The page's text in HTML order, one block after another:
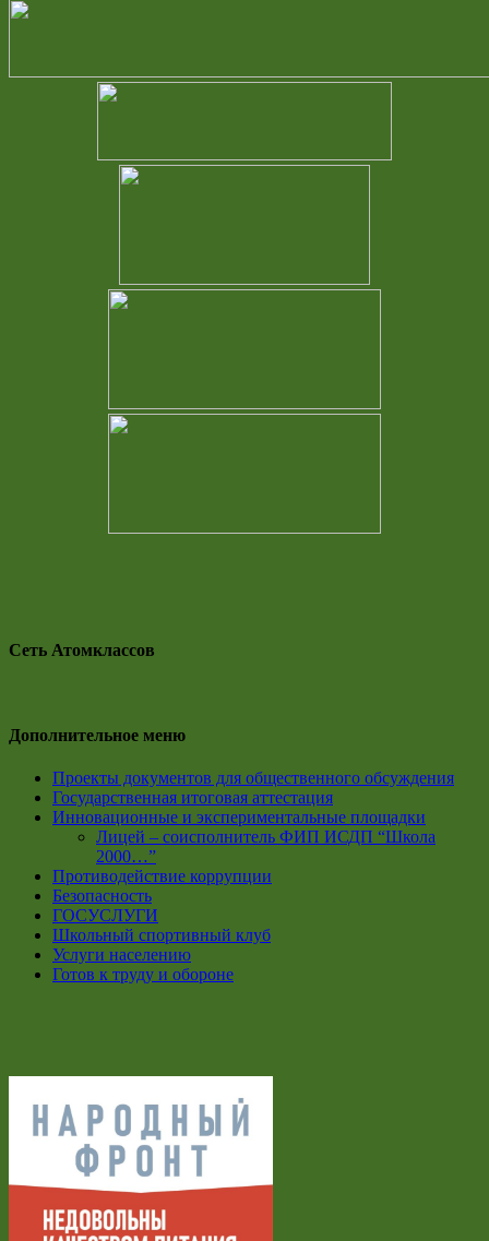
Сеть Атомклассов
Дополнительное меню
Проекты документов для общественного обсуждения
Государственная итоговая аттестация
Инновационные и экспериментальные площадки
Лицей – соисполнитель ФИП ИСДП “Школа
2000…”
Противодействие коррупции
Безопасность
ГОСУСЛУГИ
Школьный спортивный клуб
Услуги населению
Готов к труду и обороне